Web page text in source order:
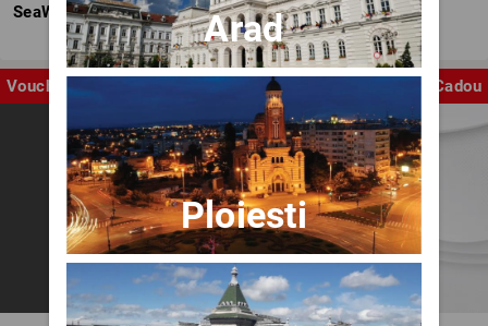
SeaWave Film & Arts Festival editia IV
Voucher Cadou
Arad
Ploiesti